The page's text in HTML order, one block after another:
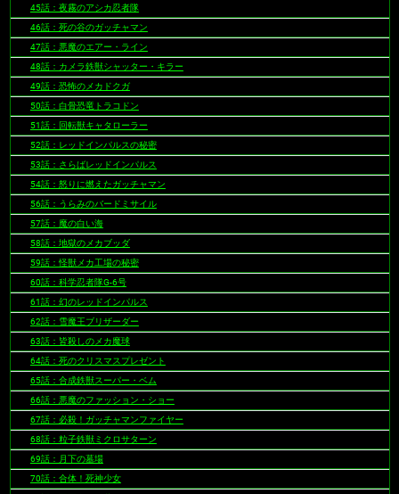
45話：夜霧のアシカ忍者隊
46話：死の谷のガッチャマン
47話：悪魔のエアー・ライン
48話：カメラ鉄獣シャッター・キラー
49話：恐怖のメカドクガ
50話：白骨恐竜トラコドン
51話：回転獣キャタローラー
52話：レッドインパルスの秘密
53話：さらばレッドインパルス
54話：怒りに燃えたガッチャマン
56話：うらみのバードミサイル
57話：魔の白い海
58話：地獄のメカブッダ
59話：怪獣メカ工場の秘密
60話：科学忍者隊G-6号
61話：幻のレッドインパルス
62話：雪魔王ブリザーダー
63話：皆殺しのメカ魔球
64話：死のクリスマスプレゼント
65話：合成鉄獣スーパー・ベム
66話：悪魔のファッション・ショー
67話：必殺！ガッチャマンファイヤー
68話：粒子鉄獣ミクロサターン
69話：月下の墓場
70話：合体！死神少女